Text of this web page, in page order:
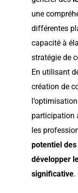
une
différentes
capacité à
stratégie de
En utilisant
création de
participation
les
potentiel
développer
significative.